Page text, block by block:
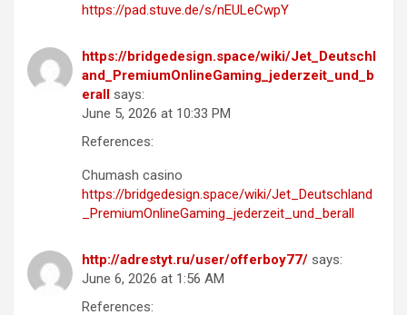
https://pad.stuve.de/s/nEULeCwpY
https://bridgedesign.space/wiki/Jet_Deutschl
and_PremiumOnlineGaming_jederzeit_und_b
erall says:
June 5, 2026 at 10:33 PM
References:
Chumash casino
https://bridgedesign.space/wiki/Jet_Deutschland
_PremiumOnlineGaming_jederzeit_und_berall
http://adrestyt.ru/user/offerboy77/ says:
June 6, 2026 at 1:56 AM
References: